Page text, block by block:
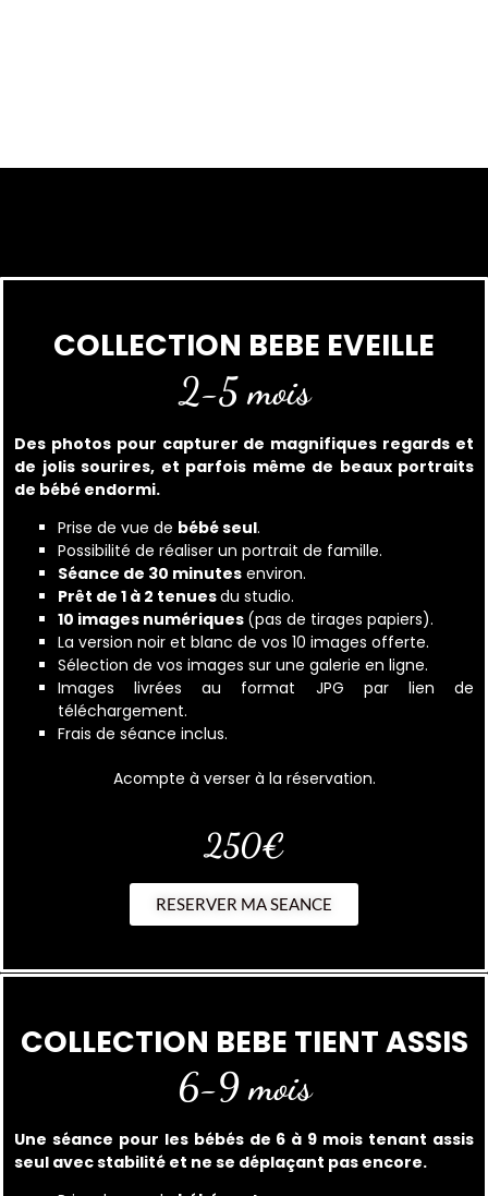
COLLECTION BEBE EVEILLE
2-5 mois
Des photos pour capturer de magnifiques regards et
de jolis sourires, et parfois même de beaux portraits
de bébé endormi.
Prise de vue de bébé seul.
Possibilité de réaliser un portrait de famille.
Séance de 30 minutes environ.
Prêt de 1 à 2 tenuesdu studio.
10 images numériques (pas de tirages papiers).
La version noir et blanc de vos 10 images offerte.
Sélection de vos images sur une galerie en ligne.
Images livrées au format JPG par lien de
téléchargement.
Frais de séance inclus.
Acompte à verser à la réservation.
250€
RESERVER MA SEANCE
COLLECTION BEBE TIENT ASSIS
6-9 mois
Une séance pour les bébés de 6 à 9 mois tenant assis
seul avec stabilité et ne se déplaçant pas encore.